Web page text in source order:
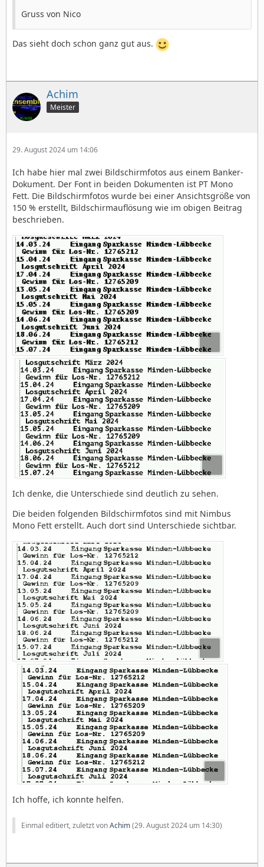
Gruss von Nico
Das sieht doch schon ganz gut aus.
Achim
Meister
29. August 2024 um 14:06
Ich habe hier mal zwei Bildschirmfotos aus einem Banker-
Dokument. Der Font in beiden Dokumenten ist PT Mono
Fett. Die Bildschirmfotos wurde bei einer Ansichtsgröße von
150 % erstellt, Bildschirmauflösung wie im obigen Beitrag
beschrieben.
Ich denke, die Unterschiede sind deutlich zu sehen.
Die beiden folgenden Bildschirmfotos sind mit Nimbus
Mono Fett erstellt. Auch dort sind Unterschiede sichtbar.
Ich hoffe, ich konnte helfen.
Einmal editiert, zuletzt vonAchim(29. August 2024 um 14:30)